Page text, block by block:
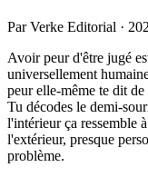
Par Verke Editorial ·
Avoir peur d'être jugé
universellement
peur elle-même te dit
Tu décodes le demi-
l'intérieur ça ressemble
l'extérieur, presque
problème.